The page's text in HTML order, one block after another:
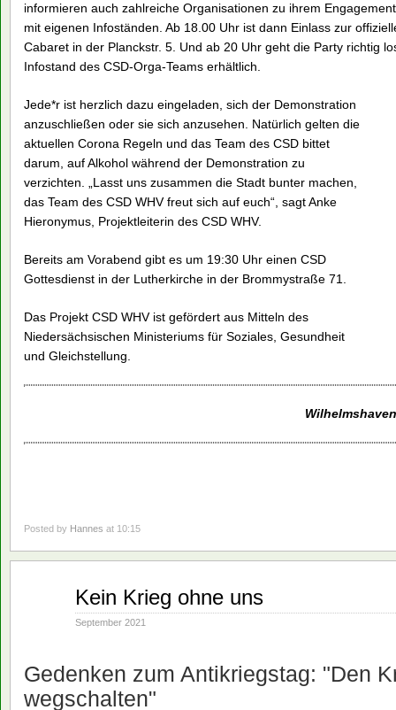
informieren auch zahlreiche Organisationen zu ihrem
mit eigenen Infoständen. Ab 18.00 Uhr ist dann Einlass zur
Cabaret in der Planckstr. 5. Und ab 20 Uhr geht die Party richtig
Infostand des CSD-Orga-Teams erhältlich.
Jede*r ist herzlich dazu eingeladen, sich der Demonstration
anzuschließen oder sie sich anzusehen. Natürlich gelten die
aktuellen Corona Regeln und das Team des CSD bittet
darum, auf Alkohol während der Demonstration zu
verzichten. „Lasst uns zusammen die Stadt bunter machen,
das Team des CSD WHV freut sich auf euch“, sagt Anke
Hieronymus, Projektleiterin des CSD WHV.
Bereits am Vorabend gibt es um 19:30 Uhr einen CSD
Gottesdienst in der Lutherkirche in der Brommystraße 71.
Das Projekt CSD WHV ist gefördert aus Mitteln des
Niedersächsischen Ministeriums für Soziales, Gesundheit
und Gleichstellung.
Posted by Hannes at 10:15
Kein Krieg ohne uns
September 2021
Gedenken zum Antikriegstag: "Den
wegschalten"